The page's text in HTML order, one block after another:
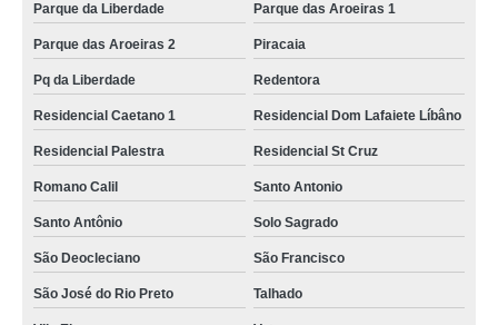
Parque da Liberdade Parque das Aroeiras 1
Parque das Aroeiras 2 Piracaia
Pq da Liberdade Redentora
Residencial Caetano 1 Residencial Dom Lafaiete Líbâno
Residencial Palestra Residencial St Cruz
Romano Calil Santo Antonio
Santo Antônio Solo Sagrado
São Deocleciano São Francisco
São José do Rio Preto Talhado